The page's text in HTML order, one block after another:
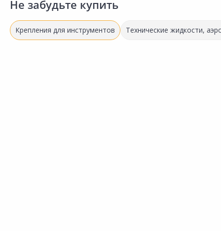
Не забудьте купить
Крепления для инструментов Технические жидкости,